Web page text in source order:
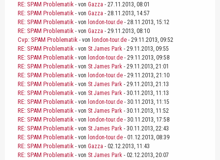
RE: SPAM Problematik - von Gazza - 27.11.2013, 08:01
RE: SPAM Problematik - von Gazza - 28.11.2013, 14:57
RE: SPAM Problematik - von london-tour.de - 28.11.2013, 15:12
RE: SPAM Problematik - von Gazza - 29.11.2013, 08:10
Cvp: SPAM Problematik - von london-tour.de - 29.11.2013, 09:52
RE: SPAM Problematik - von St James Park - 29.11.2013, 09:55
RE: SPAM Problematik - von london-tour.de - 29.11.2013, 09:58
RE: SPAM Problematik - von St James Park - 29.11.2013, 21:01
RE: SPAM Problematik - von london-tour.de - 29.11.2013, 21:10
RE: SPAM Problematik - von St James Park - 29.11.2013, 21:13
RE: SPAM Problematik - von St James Park - 30.11.2013, 11:13
RE: SPAM Problematik - von london-tour.de - 30.11.2013, 11:15
RE: SPAM Problematik - von St James Park - 30.11.2013, 11:52
RE: SPAM Problematik - von london-tour.de - 30.11.2013, 17:58
RE: SPAM Problematik - von St James Park - 30.11.2013, 22:43
RE: SPAM Problematik - von london-tour.de - 01.12.2013, 08:39
RE: SPAM Problematik - von Gazza - 02.12.2013, 11:43
RE: SPAM Problematik - von St James Park - 02.12.2013, 20:07